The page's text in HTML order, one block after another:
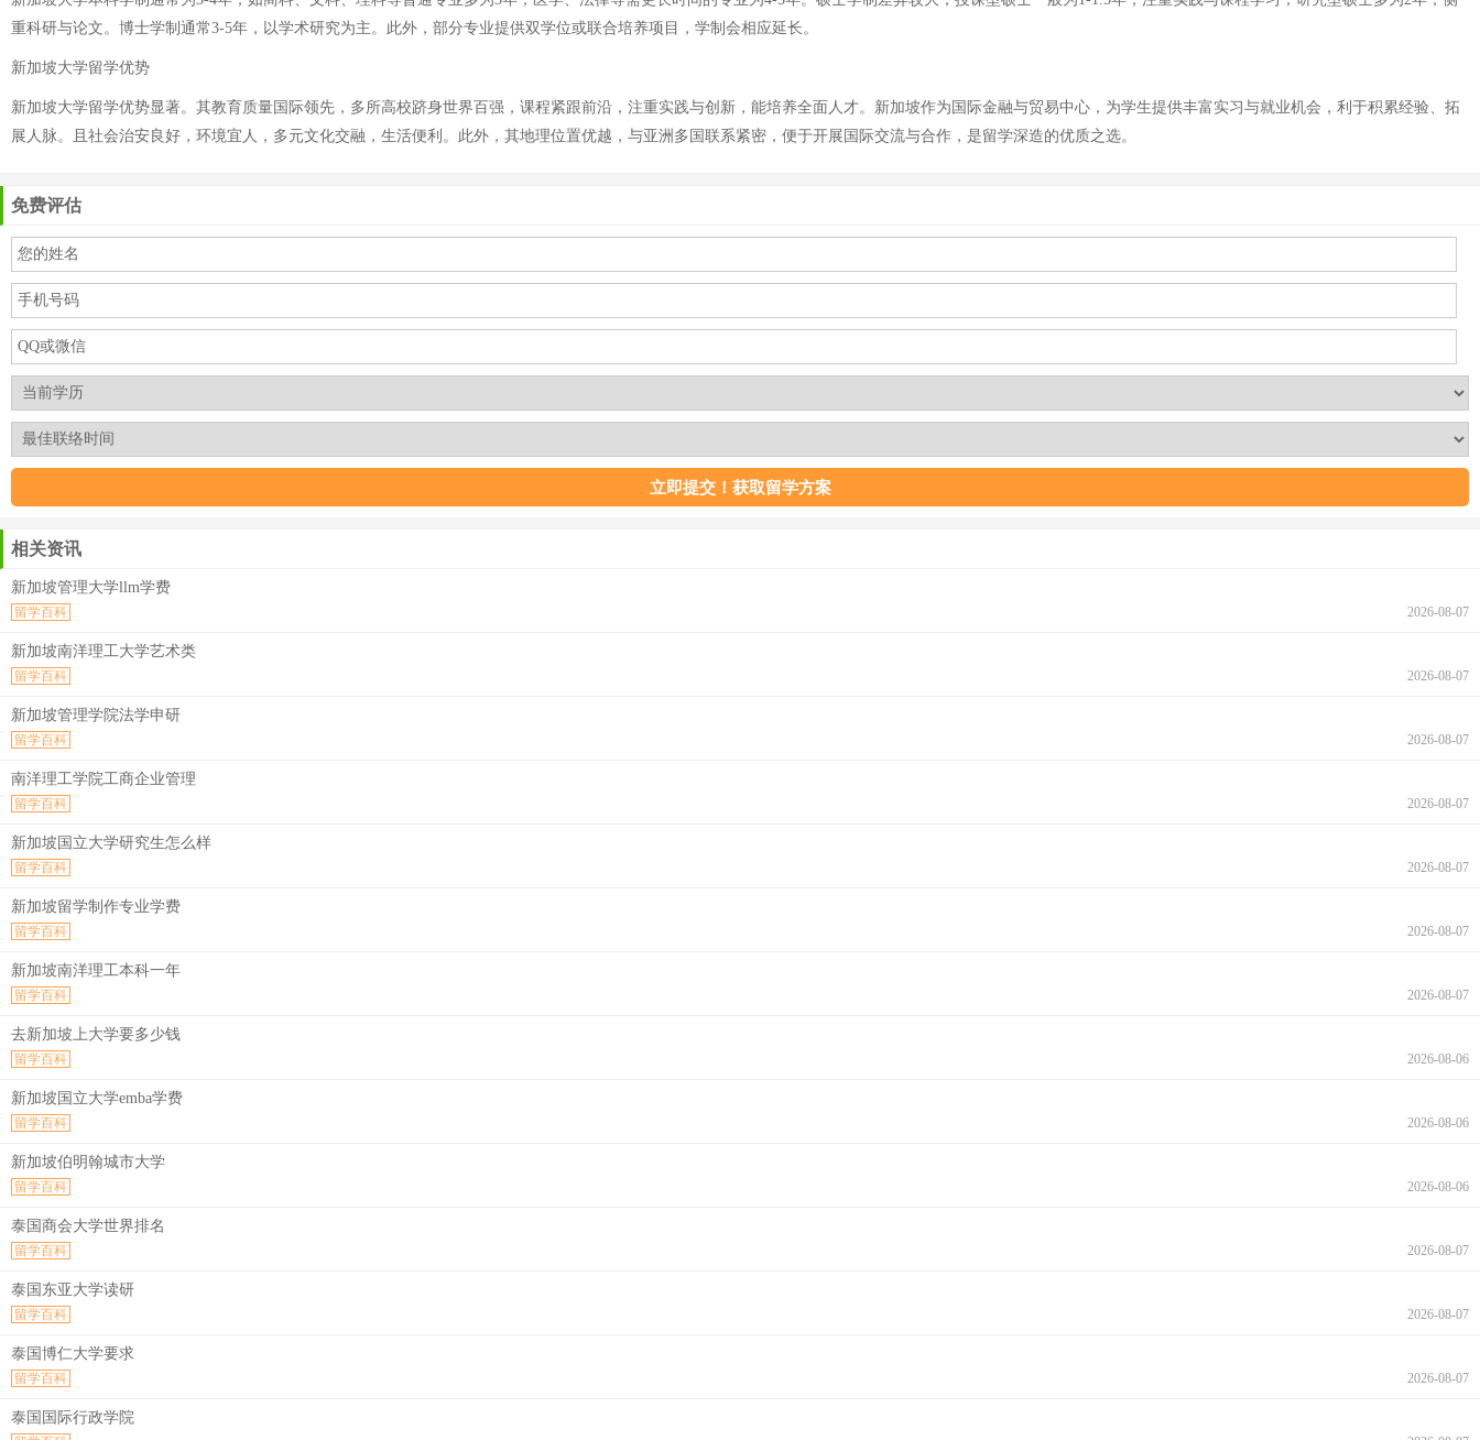
重科研与论文。博士学制通常3-5年，以学术研究为主。此外，部分专业提供双学位或联合培养项目，学制会相应延长。
新加坡大学留学优势
新加坡大学留学优势显著。其教育质量国际领先，多所高校跻身世界百强，课程紧跟前沿，注重实践与创新，能培养全面人才。新加坡作为国际金融与贸易中心，为学生提供丰富实习与就业机会，利于积累经验、拓
展人脉。且社会治安良好，环境宜人，多元文化交融，生活便利。此外，其地理位置优越，与亚洲多国联系紧密，便于开展国际交流与合作，是留学深造的优质之选。
免费评估
相关资讯
新加坡管理大学llm学费
2026-08-07
留学百科
新加坡南洋理工大学艺术类
2026-08-07
留学百科
新加坡管理学院法学申研
2026-08-07
留学百科
南洋理工学院工商企业管理
2026-08-07
留学百科
新加坡国立大学研究生怎么样
2026-08-07
留学百科
新加坡留学制作专业学费
2026-08-07
留学百科
新加坡南洋理工本科一年
2026-08-07
留学百科
去新加坡上大学要多少钱
2026-08-06
留学百科
新加坡国立大学emba学费
2026-08-06
留学百科
新加坡伯明翰城市大学
2026-08-06
留学百科
泰国商会大学世界排名
2026-08-07
留学百科
泰国东亚大学读研
2026-08-07
留学百科
泰国博仁大学要求
2026-08-07
留学百科
泰国国际行政学院